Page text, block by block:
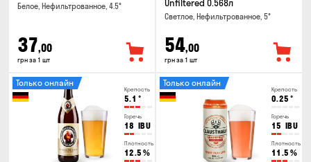
Белое, Нефильтрованное, 4.5°
37,00
грн за 1 шт
Unfiltered 0.568л
Светлое, Нефильтрованное, 5°
54,00
грн за 1 шт
Крепость
5.1 °
Горечь
18 IBU
Плотность
12.5 %
Только онлайн
Крепость
0.25 °
Горечь
15 IBU
Плотность
11.5 %
Только онлайн